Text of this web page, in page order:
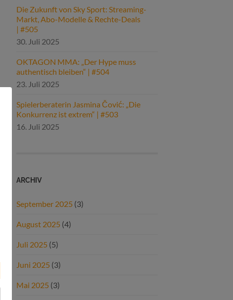
Die Zukunft von Sky Sport: Streaming-
Markt, Abo-Modelle & Rechte-Deals
| #505
30. Juli 2025
OKTAGON MMA: „Der Hype muss
authentisch bleiben“ | #504
23. Juli 2025
Spielerberaterin Jasmina Čović: „Die
Konkurrenz ist extrem“ | #503
16. Juli 2025
ARCHIV
September 2025 (3)
August 2025 (4)
Juli 2025 (5)
Juni 2025 (3)
Mai 2025 (3)